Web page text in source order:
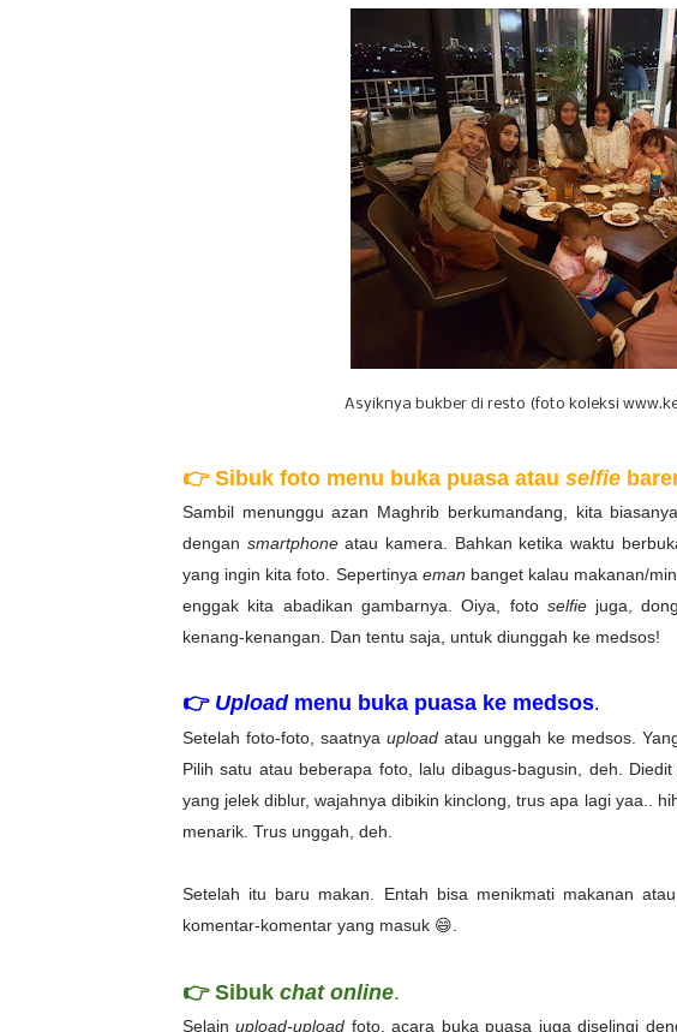
Asyiknya bukber di resto (foto koleksi
👉 Sibuk foto menu buka puasa atau selfie
Sambil menunggu azan Maghrib berkumandang, kita
dengan smartphoneatau kamera. Bahkan ketika waktu
yang ingin kita foto. Sepertinya eman banget kalau makanan/
enggak kita abadikan gambarnya. Oiya, fotoselfie juga,
kenang-kenangan. Dan tentu saja, untuk diunggah ke medsos!
👉 Upload menu buka puasa ke medsos.
Setelah foto-foto, saatnya upload atau unggah ke medsos.
Pilih satu atau beberapa foto, lalu dibagus-bagusin, deh.
yang jelek diblur, wajahnya dibikin kinclong, trus apa lagi yaa..
menarik. Trus unggah, deh.
Setelah itu baru makan. Entah bisa menikmati makanan
komentar-komentar yang masuk 😄.
👉 Sibuk chat online.
Selainupload-upload foto, acara buka puasa juga diselingi